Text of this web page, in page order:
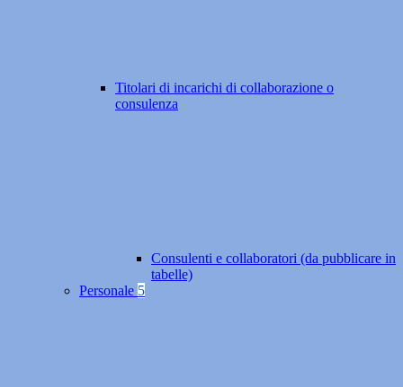
Titolari di incarichi di collaborazione o
consulenza
Consulenti e collaboratori (da pubblicare in
tabelle)
Personale 5